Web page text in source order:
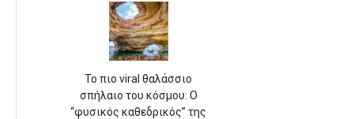
Το πιο viral θαλάσσιο
σπήλαιο του κόσμου: Ο
“φυσικός καθεδρικός” της